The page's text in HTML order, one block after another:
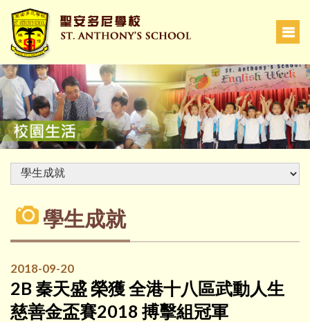
學生成就
2018-09-20
2B 秦天盛 榮獲 全港十八區武動人生
慈善金盃賽2018 搏擊組冠軍